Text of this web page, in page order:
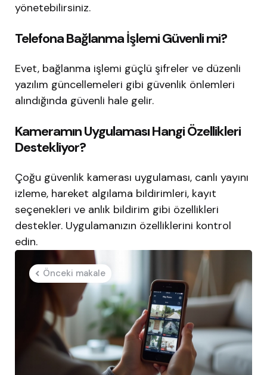
yönetebilirsiniz.
Telefona Bağlanma İşlemi Güvenli mi?
Evet, bağlanma işlemi güçlü şifreler ve düzenli
yazılım güncellemeleri gibi güvenlik önlemleri
alındığında güvenli hale gelir.
Kameramın Uygulaması Hangi Özellikleri
Destekliyor?
Çoğu güvenlik kamerası uygulaması, canlı yayını
izleme, hareket algılama bildirimleri, kayıt
seçenekleri ve anlık bildirim gibi özellikleri
destekler. Uygulamanızın özelliklerini kontrol
edin.
Post
navigation
Önceki makale